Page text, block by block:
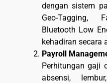
dengan sistem
Geo-Tagging,
Bluetooth Low
kehadiran secara
Payroll
Perhitungan gaji
absensi,